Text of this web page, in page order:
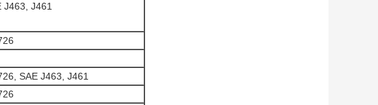
J463, J461
SAE J463, J461